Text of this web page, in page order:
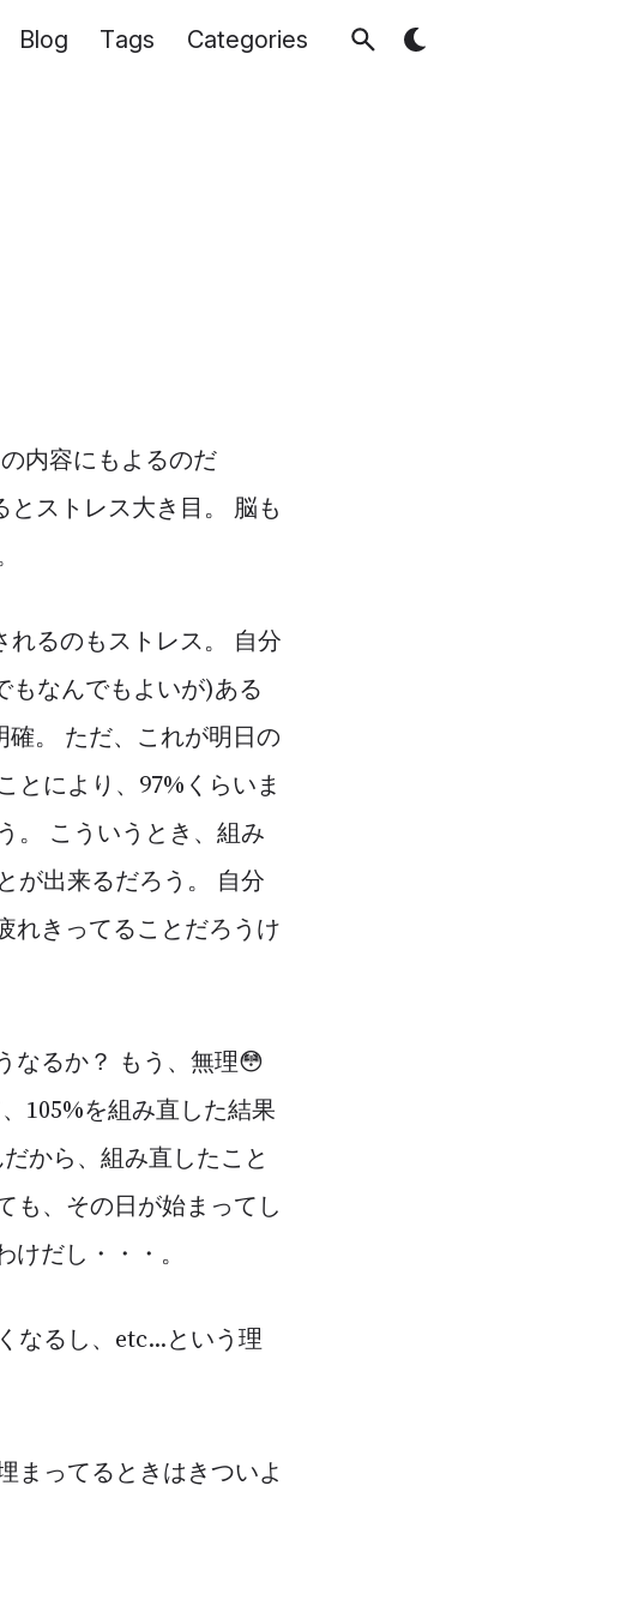
Blog Tags Categories
内容にもよるのだ
ストレス大き目。 脳も
るのもストレス。 自分
もなんでもよいが)ある
。 ただ、これが明日の
とにより、97%くらいま
。 こういうとき、組み
が出来るだろう。 自分
れきってることだろうけ
なるか？ もう、無理😳
105%を組み直した結果
から、組み直したこと
も、その日が始まってし
だし・・・。
なるし、etc...という理
まってるときはきついよ